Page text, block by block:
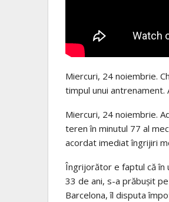
Miercuri, 24 noiembrie.
timpul unui
Miercuri, 24 noiembrie.
teren în minutul 77 al
acordat imediat îngrijiri
Îngrijorător e faptul că în
33 de ani, s-a prăbușit
Barcelona, îl disputa